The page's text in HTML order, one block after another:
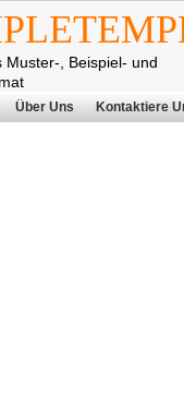
Muster-, Beispiel- und
Über Uns Kontaktiere